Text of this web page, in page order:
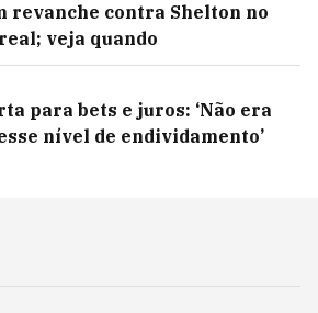
revanche contra Shelton no
veja quando
para bets e juros: ‘Não era
nível de endividamento’